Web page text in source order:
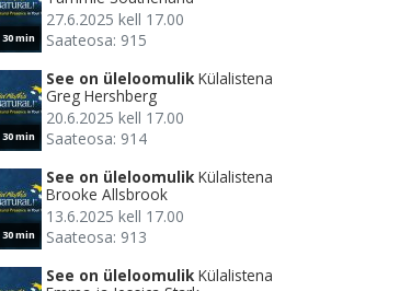
30 min
27.6.2025 kell 17.00
Saateosa: 915
30 min
See on üleloomulik Külalistena
Greg Hershberg
20.6.2025 kell 17.00
Saateosa: 914
30 min
See on üleloomulik Külalistena
Brooke Allsbrook
13.6.2025 kell 17.00
Saateosa: 913
See on üleloomulik Külalistena